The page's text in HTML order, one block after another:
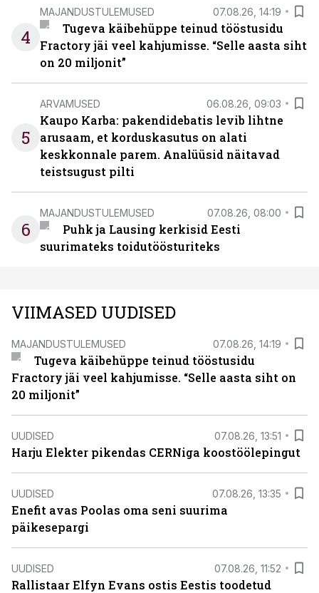
4
MAJANDUSTULEMUSED 07.08.26, 14:19
Tugeva käibehüppe teinud tööstusidu
Fractory jäi veel kahjumisse. “Selle aasta siht
on 20 miljonit”
5
ARVAMUSED 06.08.26, 09:03
Kaupo Karba: pakendidebatis levib lihtne
arusaam, et korduskasutus on alati
keskkonnale parem. Analüüsid näitavad
teistsugust pilti
6
MAJANDUSTULEMUSED 07.08.26, 08:00
Puhk ja Lausing kerkisid Eesti
suurimateks toidutöösturiteks
VIIMASED UUDISED
MAJANDUSTULEMUSED 07.08.26, 14:19
Tugeva käibehüppe teinud tööstusidu
Fractory jäi veel kahjumisse. “Selle aasta siht on
20 miljonit”
UUDISED 07.08.26, 13:51
Harju Elekter pikendas CERNiga koostöölepingut
UUDISED 07.08.26, 13:35
Enefit avas Poolas oma seni suurima
päikesepargi
UUDISED 07.08.26, 11:52
Rallistaar Elfyn Evans ostis Eestis toodetud